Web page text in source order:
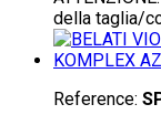
della taglia/
Reference: